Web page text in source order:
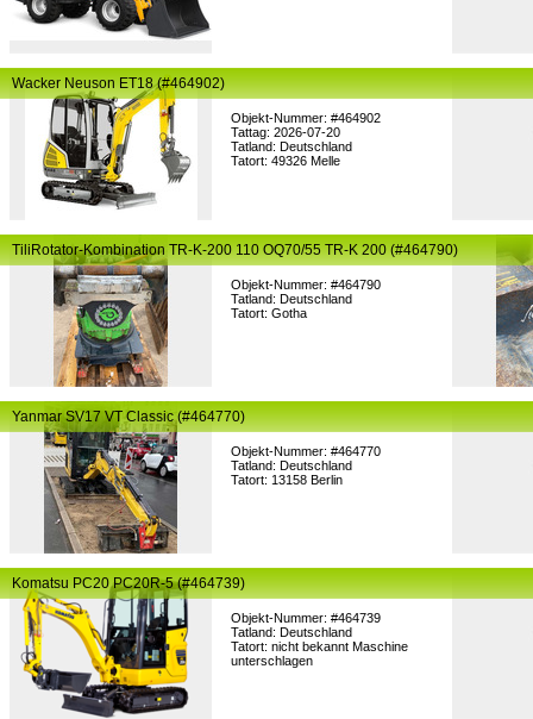
Objekt-Nummer: #464902
Tattag: 2026-07-20
Tatland: Deutschland
Tatort: 49326 Melle
Wacker Neuson ET18 (#464902)
Objekt-Nummer: #464790
Tatland: Deutschland
Tatort: Gotha
TiliRotator-Kombination TR-K-200 110 OQ70/55 TR-K 200 (#464790)
Objekt-Nummer: #464770
Tatland: Deutschland
Tatort: 13158 Berlin
Yanmar SV17 VT Classic (#464770)
Objekt-Nummer: #464739
Tatland: Deutschland
Tatort: nicht bekannt Maschine
unterschlagen
Komatsu PC20 PC20R-5 (#464739)